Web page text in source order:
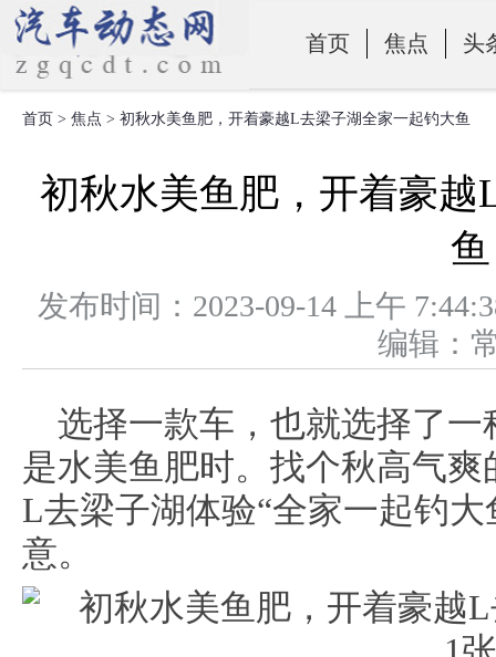
首页 焦点 头
零部件
首页 > 焦点 > 初秋水美鱼肥，开着豪越L去梁子湖全家一起钓大鱼
初秋水美鱼肥，开着豪
鱼
发布时间：2023-09-14 上午
编辑
选择一款车，也就选择了
是水美鱼肥时。找个秋高气
L去梁子湖体验“全家一起钓
意。